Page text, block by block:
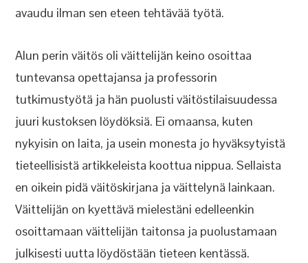
avaudu ilman sen eteen tehtävää työtä.
Alun perin väitös oli väittelijän keino osoittaa
tuntevansa opettajansa ja professorin
tutkimustyötä ja hän puolusti väitöstilaisuudessa
juuri kustoksen löydöksiä. Ei omaansa, kuten
nykyisin on laita, ja usein monesta jo hyväksytyistä
tieteellisistä artikkeleista koottua nippua. Sellaista
en oikein pidä väitöskirjana ja väittelynä lainkaan.
Väittelijän on kyettävä mielestäni edelleenkin
osoittamaan väittelijän taitonsa ja puolustamaan
julkisesti uutta löydöstään tieteen kentässä.